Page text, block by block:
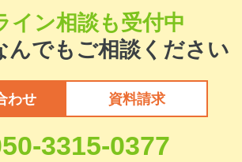
イン相談も受付中
んでもご相談ください
わせ 資料請求
3315-0377